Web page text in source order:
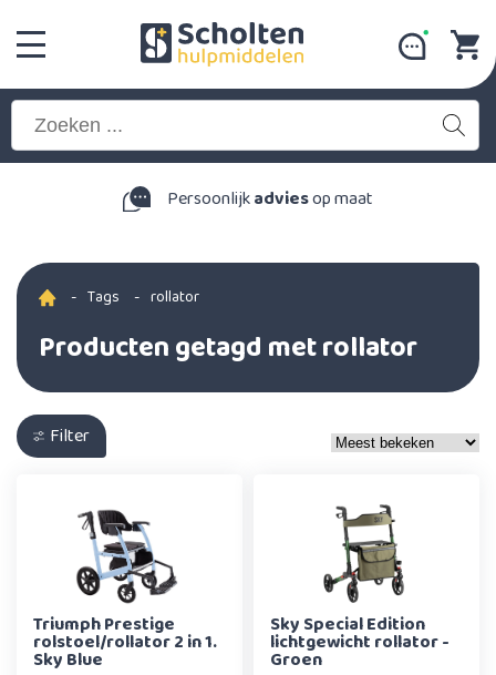
Persoonlijkadviesop maat
- Tags - rollator
Producten getagd met rollator
Filter
Triumph Prestige
rolstoel/rollator 2 in 1.
Sky Blue
Sky Special Edition
lichtgewicht rollator -
Groen